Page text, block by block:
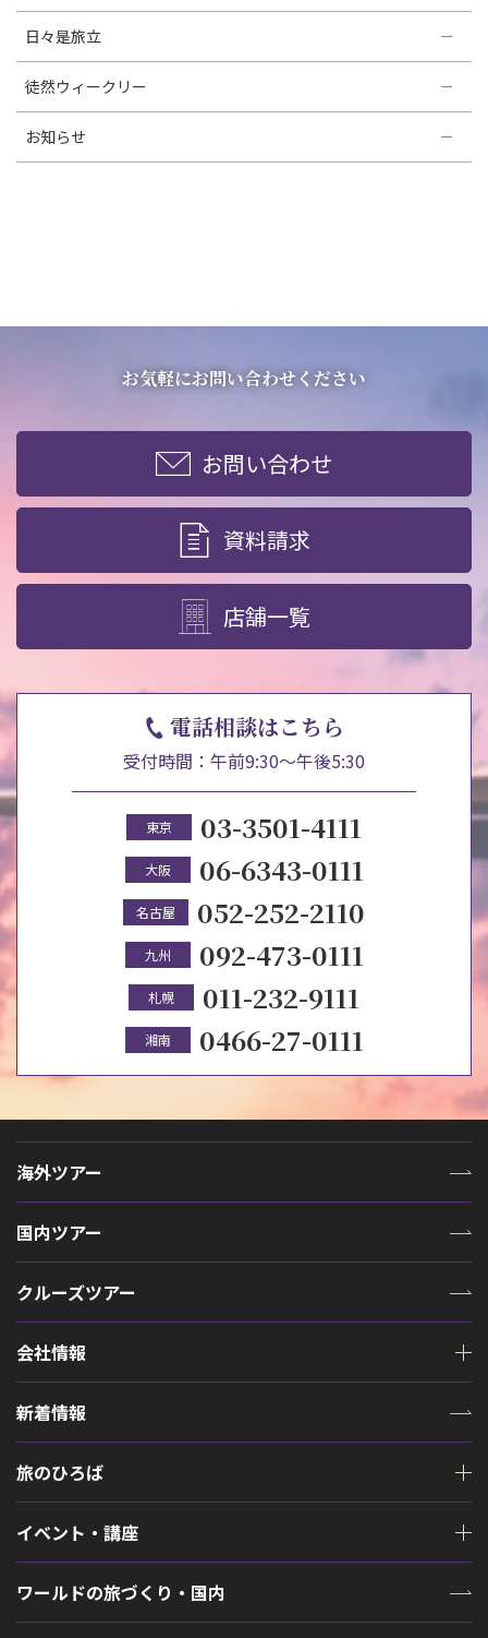
日々是旅立
徒然ウィークリー
お知らせ
お気軽にお問い合わせください
お問い合わせ
資料請求
店舗一覧
電話相談はこちら
受付時間：午前9:30～午後5:30
東京 03-3501-4111
大阪 06-6343-0111
名古屋 052-252-2110
九州 092-473-0111
札幌 011-232-9111
湘南 0466-27-0111
海外ツアー
国内ツアー
クルーズツアー
会社情報
新着情報
旅のひろば
イベント・講座
ワールドの旅づくり・国内